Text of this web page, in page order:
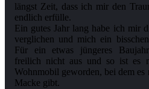
längst Zeit, dass ich mir den
endlich erfülle.
Ein gutes Jahr lang habe ich mir
verglichen und mich ein
Für ein etwas jüngeres
freilich nicht aus und so ist es
Wohnmobil geworden, bei dem es
Macke gibt.